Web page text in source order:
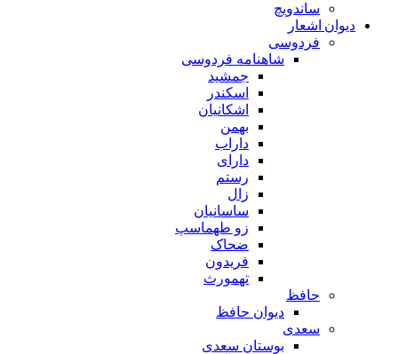
ساندویچ
دیوان اشعار
فردوسی
شاهنامه فردوسی
جمشید
اسکندر
اشکانیان
بهمن
داراب
دارای
رستم
زال
ساسانیان
زو طهماسپ‏
ضحاک
فریدون
تهمورث
حافظ
دیوان حافظ
سعدی
بوستان سعدی